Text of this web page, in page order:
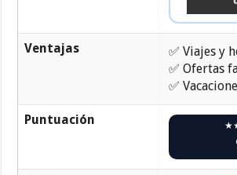
Ventajas
✅ Viajes y
✅ Ofertas
✅
Puntuación